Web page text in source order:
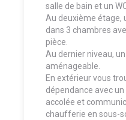
salle de bain et un
Au deuxième étage,
dans 3 chambres
pièce.
Au dernier niveau,
aménageable.
En extérieur vous
dépendance avec
accolée et
chaufferie en sous-